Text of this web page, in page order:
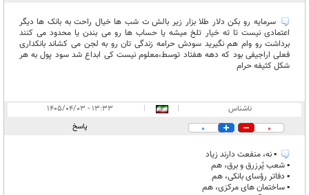
سرمایه رو بکن دلار طلا بزار زیر بالش ت شب ها خیال راحت به بانک ها دیگر
اعتمادی نیست تا ته خیار تلخ میشه یا حساب ها رو می بندن یا محدود می کنند
برداشت رو وام هم نگیرید سودش حرامه زندگی تان رو به لجن می کشاند بانکداری
فعلی اراجیفی بود که دهه هفتاد توسط،معلوم نیست کی ابداع شد سود پول به هر
شکل کثیفه حرام
ناشناس |
|
۱۳:۳۳ - ۱۴۰۵/۰۴/۰۳
0
0 پاسخ
▪︎ نه، منفعت دارند زیاد
▪︎ شعب پُرزرق و برق، هم
▪︎ دفاتر رؤسای بانکی، هم
▪︎ ساختمان های مرکزی، هم